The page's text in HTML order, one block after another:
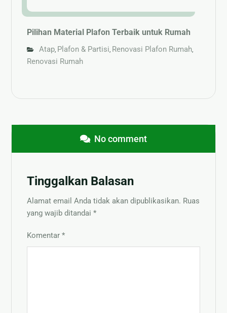
Pilihan Material Plafon Terbaik untuk Rumah
Atap, Plafon & Partisi, Renovasi Plafon Rumah,
Renovasi Rumah
No comment
Tinggalkan Balasan
Alamat email Anda tidak akan dipublikasikan. Ruas
yang wajib ditandai*
Komentar*